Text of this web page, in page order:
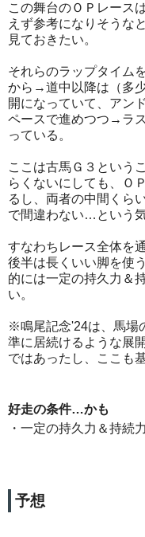
この舞台のＯＰレース
えず参考になりそうな
見ておきたい。
それらのラップタイム
から→道中以降は（多
開になっていて、アン
ペースで進めつつ→ラ
っている。
ここは古馬Ｇ３という
らくないにしても、Ｏ
るし、両者の中間くら
で間違わない…という気
すなわちレース全体を
後半は長くいい脚を使
的には一定の持久力＆
い。
※鳴尾記念'24は、馬場
準に居続けるような展
ではあったし、ここも
好走の条件…かも
・一定の持久力＆持続
予想